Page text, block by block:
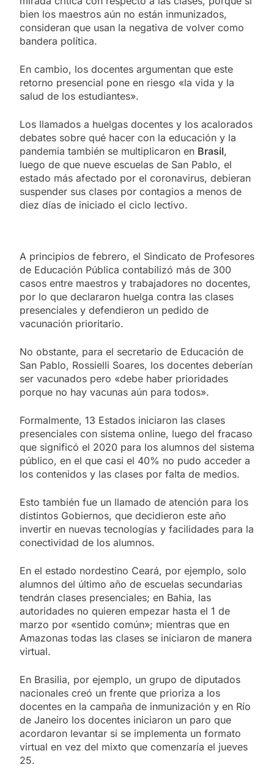
bien los maestros aún no están inmunizados,
consideran que usan la negativa de volver como
bandera política.
En cambio, los docentes argumentan que este
retorno presencial pone en riesgo «la vida y la
salud de los estudiantes».
Los llamados a huelgas docentes y los acalorados
debates sobre qué hacer con la educación y la
pandemia también se multiplicaron en Brasil,
luego de que nueve escuelas de San Pablo, el
estado más afectado por el coronavirus, debieran
suspender sus clases por contagios a menos de
diez días de iniciado el ciclo lectivo.
A principios de febrero, el Sindicato de Profesores
de Educación Pública contabilizó más de 300
casos entre maestros y trabajadores no docentes,
por lo que declararon huelga contra las clases
presenciales y defendieron un pedido de
vacunación prioritario.
No obstante, para el secretario de Educación de
San Pablo, Rossielli Soares, los docentes deberían
ser vacunados pero «debe haber prioridades
porque no hay vacunas aún para todos».
Formalmente, 13 Estados iniciaron las clases
presenciales con sistema online, luego del fracaso
que significó el 2020 para los alumnos del sistema
público, en el que casi el 40% no pudo acceder a
los contenidos y las clases por falta de medios.
Esto también fue un llamado de atención para los
distintos Gobiernos, que decidieron este año
invertir en nuevas tecnologías y facilidades para la
conectividad de los alumnos.
En el estado nordestino Ceará, por ejemplo, solo
alumnos del último año de escuelas secundarias
tendrán clases presenciales; en Bahia, las
autoridades no quieren empezar hasta el 1 de
marzo por «sentido común»; mientras que en
Amazonas todas las clases se iniciaron de manera
virtual.
En Brasilia, por ejemplo, un grupo de diputados
nacionales creó un frente que prioriza a los
docentes en la campaña de inmunización y en Río
de Janeiro los docentes iniciaron un paro que
acordaron levantar si se implementa un formato
virtual en vez del mixto que comenzaría el jueves
25.